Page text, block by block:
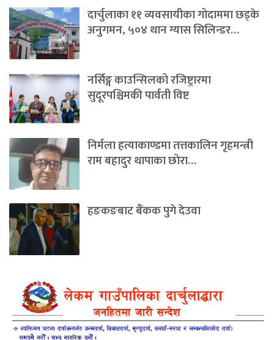
दार्चुलाका ११ व्यवसायीका गोदाममा छड्के
अनुगमन, ५०४ थान ग्यास सिलिन्डर…
नर्सिङ्ग काउन्सिलको रजिष्ट्रारमा
सुदूरपश्चिमकी पार्वती विष्ट
निर्मला हत्याकाण्डमा तत्तकालिन गृहमन्त्री
राम बहादुर थापाका छोरा…
हङकङबाट बैंकक पुगे देउवा